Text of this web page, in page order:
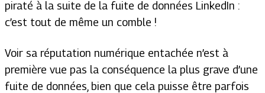
piraté à la suite de la fuite de données LinkedIn :
c’est tout de même un comble !
Voir sa réputation numérique entachée n’est à
première vue pas la conséquence la plus grave d’une
fuite de données, bien que cela puisse être parfois